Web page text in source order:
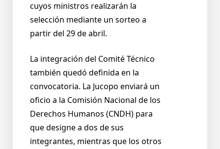
cuyos ministros realizarán la
selección mediante un sorteo a
partir del 29 de abril.
La integración del Comité Técnico
también quedó definida en la
convocatoria. La Jucopo enviará un
oficio a la Comisión Nacional de los
Derechos Humanos (CNDH) para
que designe a dos de sus
integrantes, mientras que los otros